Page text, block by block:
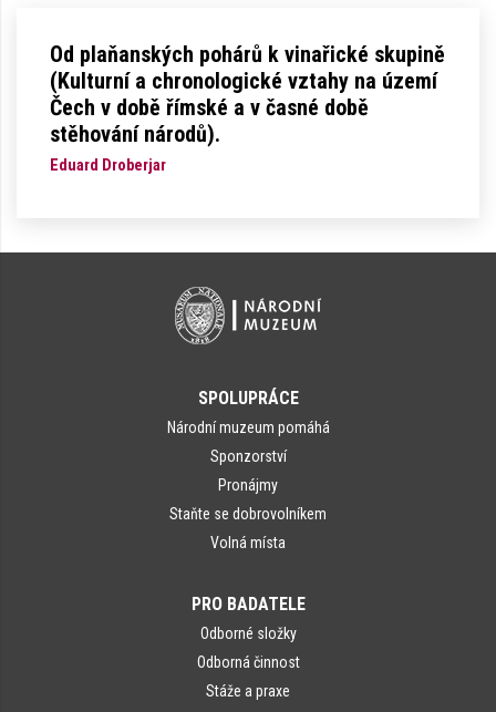
Od plaňanských pohárů k vinařické skupině
(Kulturní a chronologické vztahy na území
Čech v době římské a v časné době
stěhování národů).
Eduard Droberjar
SPOLUPRÁCE
Národní muzeum pomáhá
Sponzorství
Pronájmy
Staňte se dobrovolníkem
Volná místa
PRO BADATELE
Odborné složky
Odborná činnost
Stáže a praxe